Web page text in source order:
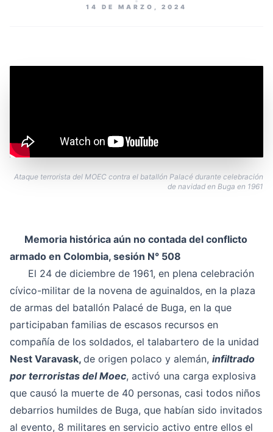
14 DE MARZO, 2024
Ataque terrorista del MOEC contra el batallón Palacé durante celebración
de navidad en Buga en 1961
Memoria histórica aún no contada del conflicto
armado en Colombia, sesión N° 508
El 24 de diciembre de 1961, en plena celebración
cívico-militar de la novena de aguinaldos, en la plaza
de armas del batallón Palacé de Buga, en la que
participaban familias de escasos recursos en
compañía de los soldados, el talabartero de la unidad
Nest Varavask, de origen polaco y alemán, infiltrado
por terroristas del Moec, activó una carga explosiva
que causó la muerte de 40 personas, casi todos niños
debarrios humildes de Buga, que habían sido invitados
al evento, 8 militares en servicio activo entre ellos el